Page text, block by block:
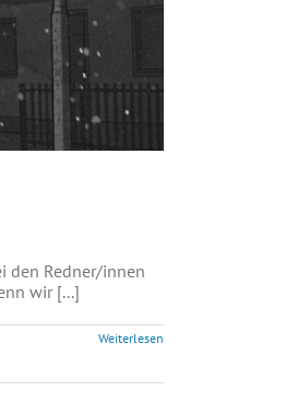
den Redner/innen
wir [...]
Weiterlesen